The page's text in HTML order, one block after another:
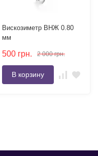
Вискозиметр ВНЖ 0.80
мм
500 грн. 2 000 грн.
В корзину